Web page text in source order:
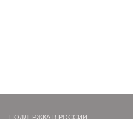
ПОДДЕРЖКА В РОССИИ